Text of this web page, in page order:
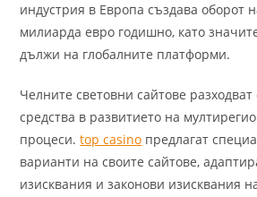
индустрия в Европа създава оборот
милиарда евро годишно, като
дължи на глобалните платформи.
Челните световни сайтове
средства в развитието на
процеси.top casino предлагат
варианти на своите сайтове,
изисквания и законови изисквания